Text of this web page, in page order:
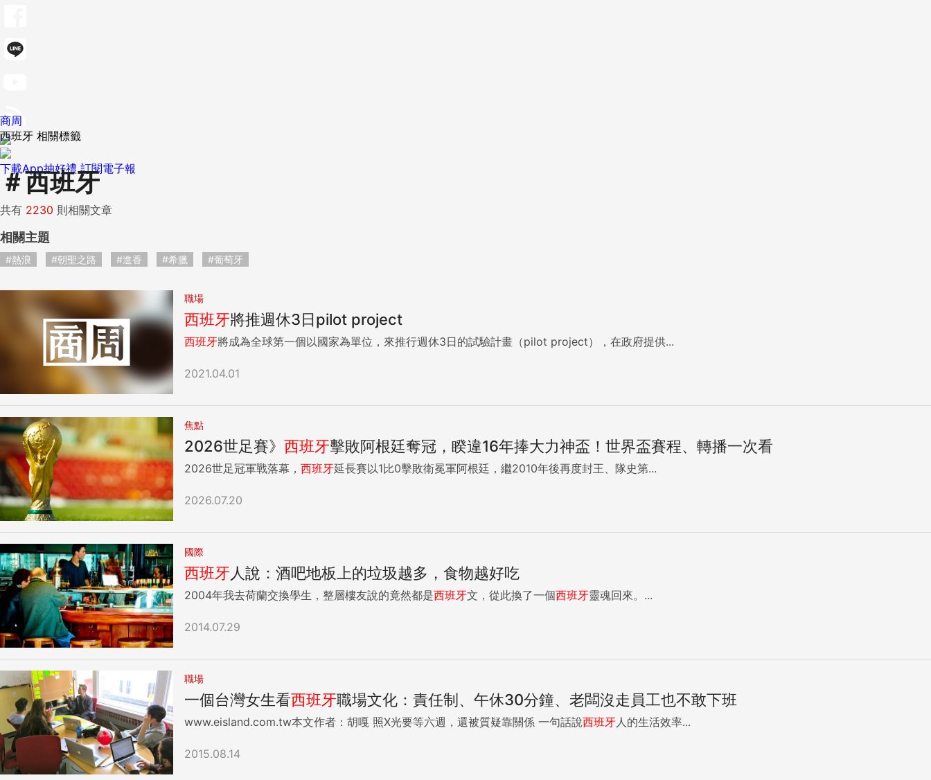
下載App抽好禮 訂閱電子報
商周
西班牙 相關標籤
＃西班牙
共有 2230 則相關文章
相關主題
#熱浪 #朝聖之路 #進香 #希臘 #葡萄牙
職場
西班牙將推週休3日pilot project
西班牙將成為全球第一個以國家為單位，來推行週休3日的試驗計畫（pilot project），在政府提供...
2021.04.01
焦點
2026世足賽》 西班牙擊敗阿根廷奪冠，睽違16年捧大力神盃！世界盃賽程、轉播一次看
2026世足冠軍戰落幕， 西班牙延長賽以1比0擊敗衛冕軍阿根廷，繼2010年後再度封王、隊史第...
2026.07.20
國際
西班牙 人說：酒吧地板上的垃圾越多，食物越好吃
2004年我去荷蘭交換學生，整層樓友說的竟然都是西班牙文，從此換了一個西班牙靈魂回來。...
2014.07.29
職場
一個台灣女生看西班牙職場文化：責任制、午休30分鐘、老闆沒走員工也不敢下班
www.eisland.com.tw本文作者：胡嘎 照X光要等六週，還被質疑靠關係 一句話說西班牙 人的生活效率...
2015.08.14